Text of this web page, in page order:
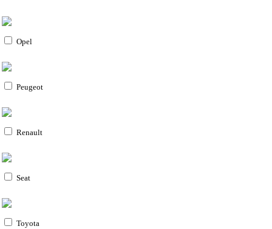
Opel
Peugeot
Renault
Seat
Toyota